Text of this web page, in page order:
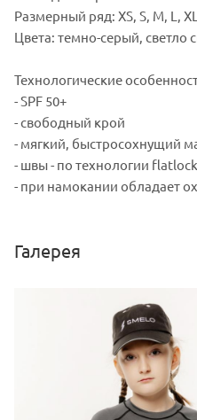
Размерный ряд: XS, S, M, L,
Цвета: темно-серый, светло
Технологические
- SPF 50+
- свободный крой
- мягкий, быстросохнущий
- швы - по технологии
- при намокании обладает
Галерея